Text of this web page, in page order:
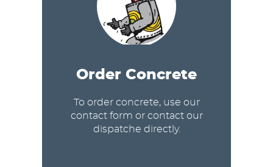
Order Concrete
To order concrete, use our
contact form or contact our
dispatche directly.